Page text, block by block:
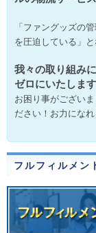
「ファングッズの
を圧迫している」
我々の取り組み
ゼロにいたします
お困り事がござい
ださい！お力になれ
フルフィルメン